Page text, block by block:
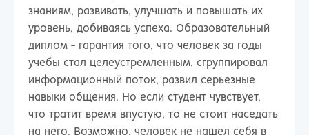
знаниям, развивать, улучшать и повышать их
уровень, добиваясь успеха. Образовательный
диплом - гарантия того, что человек за годы
учебы стал целеустремленным, сгруппировал
информационный поток, развил серьезные
навыки общения. Но если студент чувствует,
что тратит время впустую, то не стоит наседать
на него. Возможно, человек не нашел себя в